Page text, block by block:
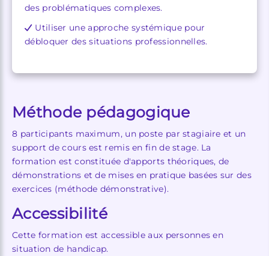
des problématiques complexes.
Utiliser une approche systémique pour
débloquer des situations professionnelles.
Méthode pédagogique
8 participants maximum, un poste par stagiaire et un
support de cours est remis en fin de stage. La
formation est constituée d'apports théoriques, de
démonstrations et de mises en pratique basées sur des
exercices (méthode démonstrative).
Accessibilité
Cette formation est accessible aux personnes en
situation de handicap.